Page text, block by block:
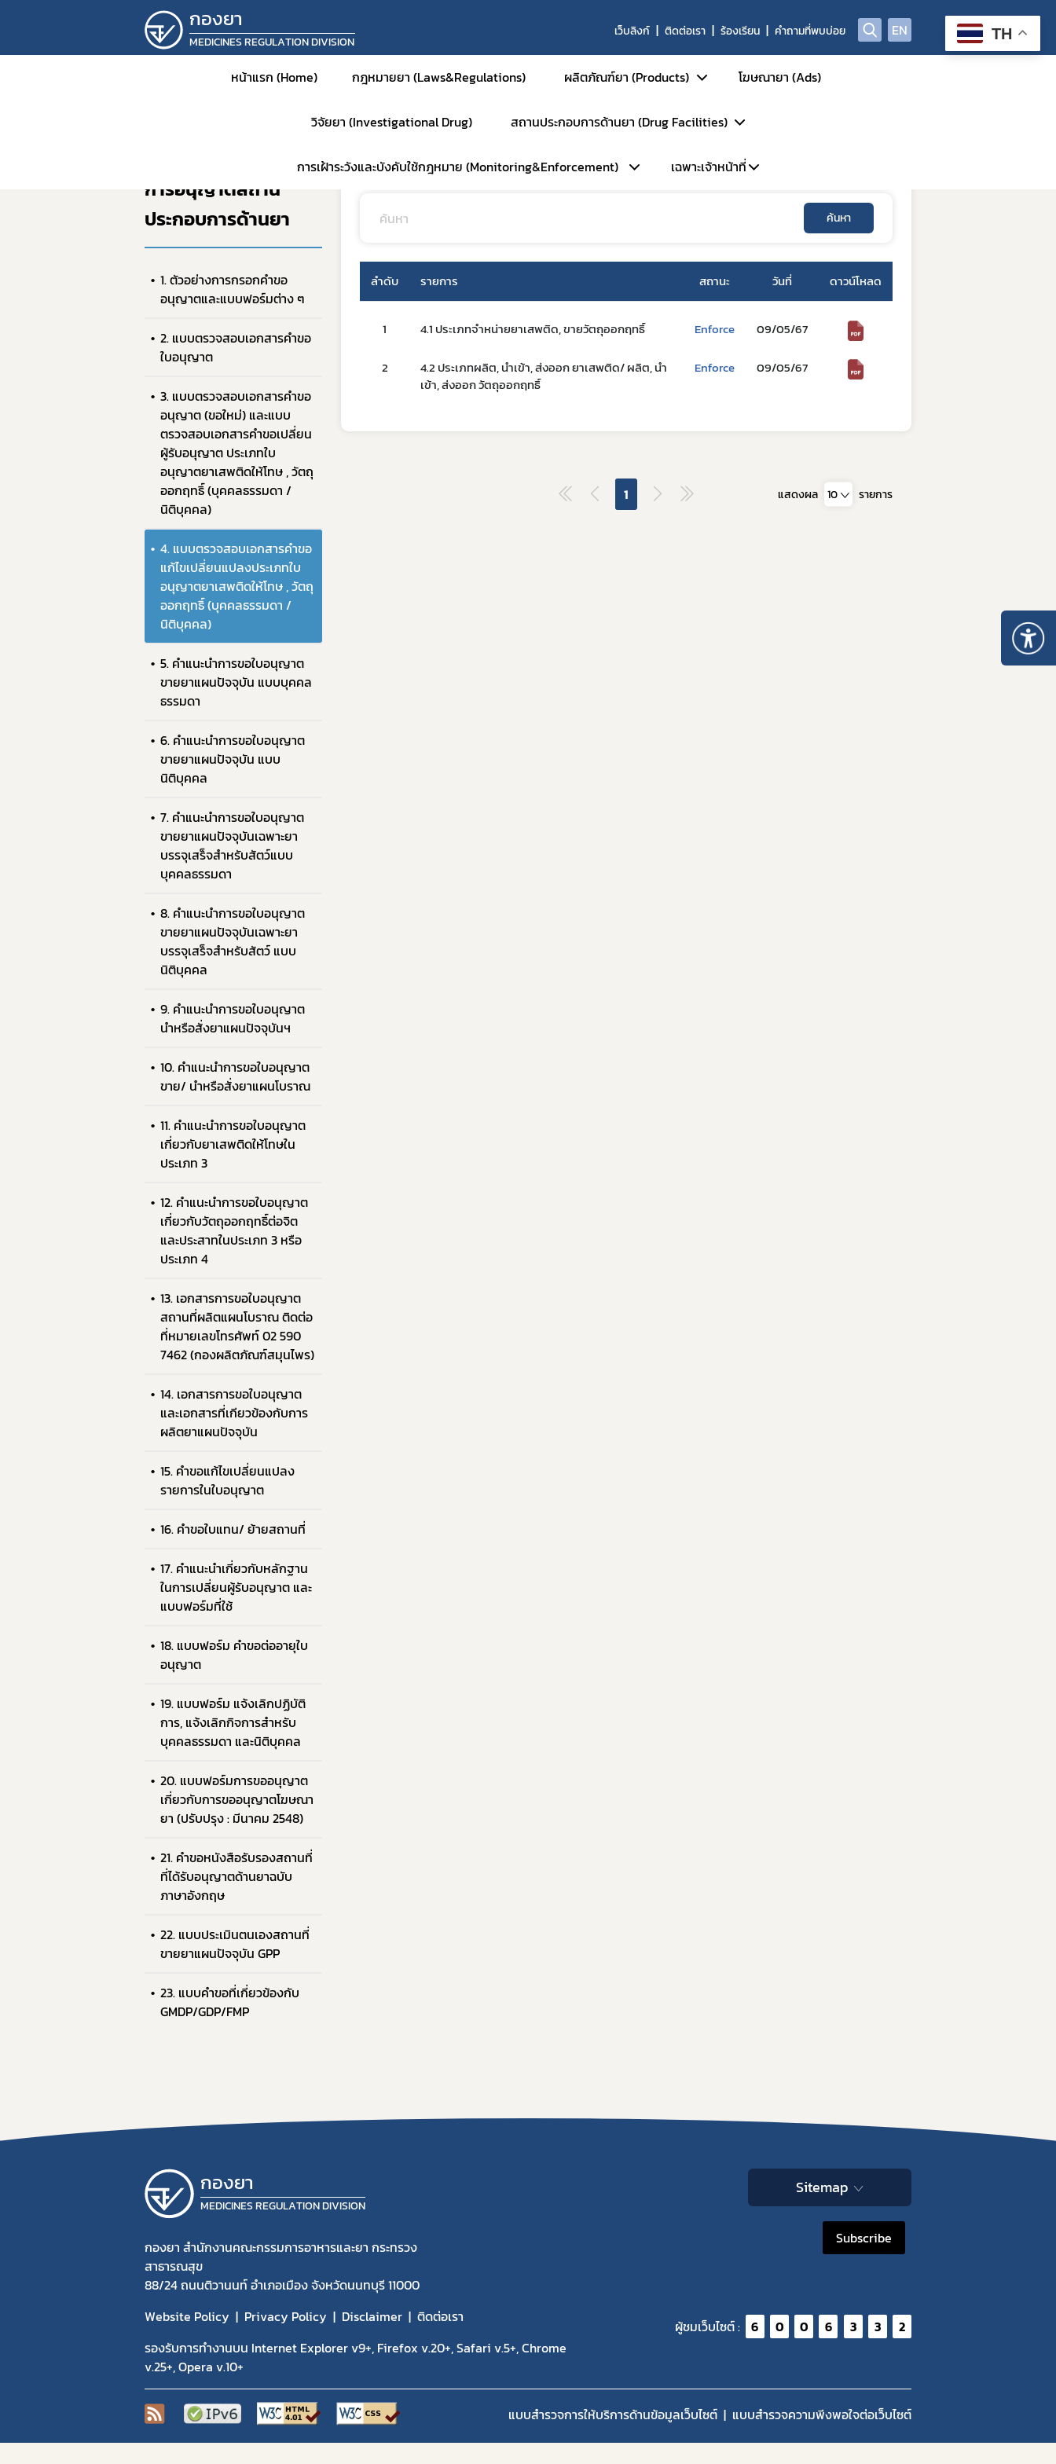
กองยา
MEDICINES REGULATION DIVISION
เว็บลิงก์ ติดต่อเรา ร้องเรียน คำถามที่พบบ่อย EN
หน้าแรก (Home) กฎหมายยา (Laws&Regulations) ผลิตภัณฑ์ยา (Products)
ยาสามัญและยาเสริมการรักษา
ยาเคมีสำหรับสัตว์
ยาชีววัตถุสำหรับสัตว์
เภสัชเคมีภัณฑ์
โฆษณายา (Ads)
วิจัยยา (Investigational Drug) สถานประกอบการด้านยา (Drug Facilities)
การตรวจประเมินมาตรฐาน GMP-Clearance
การตรวจประเมินมาตรฐาน GDP
การตรวจตราการศึกษาวิจัยยา (GCP Inspection)
การต่ออายุใบอนุญาต
แบบฟอร์มที่เกี่ยวข้อง
ตรวจสอบสถานะใบอนุญาตประกอบการและมาตรฐานการรับรองสถานที่
ตรวจสอบสถานะมาตรฐานการรับรองสถานที่นำหรือสั่งยาแผนปัจจุบันเข้ามาในราชอาณาจักร GDP
การเฝ้าระวังและบังคับใช้กฎหมาย (Monitoring&Enforcement)
ประชาสัมพันธ์
แจ้งเตือนภัย
คำสั่งพักใช้ใบอนุญาต
แผนเก็บตัวอย่างเฝ้าระวัง
เฉพาะเจ้าหน้าที่
ระบบ LMS
การอนุญาตสถานประกอบการด้านยา
การอนุญาตสถาน
ประกอบการด้านยา
1. ตัวอย่างการกรอกคำขอ
อนุญาตและแบบฟอร์มต่าง ๆ
2. แบบตรวจสอบเอกสารคำขอ
ใบอนุญาต
3. แบบตรวจสอบเอกสารคำขอ
อนุญาต (ขอใหม่) และแบบ
ตรวจสอบเอกสารคำขอเปลี่ยน
ผู้รับอนุญาต ประเภทใบ
อนุญาตยาเสพติดให้โทษ , วัตถุ
ออกฤทธิ์ (บุคคลธรรมดา /
นิติบุคคล)
4. แบบตรวจสอบเอกสารคำขอ
แก้ไขเปลี่ยนแปลงประเภทใบ
อนุญาตยาเสพติดให้โทษ , วัตถุ
ออกฤทธิ์ (บุคคลธรรมดา /
นิติบุคคล)
5. คำแนะนำการขอใบอนุญาต
ขายยาแผนปัจจุบัน แบบบุคคล
ธรรมดา
6. คำแนะนำการขอใบอนุญาต
ขายยาแผนปัจจุบัน แบบ
นิติบุคคล
7. คำแนะนำการขอใบอนุญาต
ขายยาแผนปัจจุบันเฉพาะยา
บรรจุเสร็จสำหรับสัตว์แบบ
บุคคลธรรมดา
8. คำแนะนำการขอใบอนุญาต
ขายยาแผนปัจจุบันเฉพาะยา
บรรจุเสร็จสำหรับสัตว์ แบบ
นิติบุคคล
9. คำแนะนำการขอใบอนุญาต
นำหรือสั่งยาแผนปัจจุบันฯ
10. คำแนะนำการขอใบอนุญาต
ขาย/ นำหรือสั่งยาแผนโบราณ
11. คำแนะนำการขอใบอนุญาต
เกี่ยวกับยาเสพติดให้โทษใน
ประเภท 3
12. คำแนะนำการขอใบอนุญาต
เกี่ยวกับวัตถุออกฤทธิ์ต่อจิต
และประสาทในประเภท 3 หรือ
ประเภท 4
13. เอกสารการขอใบอนุญาต
สถานที่ผลิตแผนโบราณ ติดต่อ
ที่หมายเลขโทรศัพท์ 02 590
7462 (กองผลิตภัณฑ์สมุนไพร)
14. เอกสารการขอใบอนุญาต
และเอกสารที่เกียวข้องกับการ
ผลิตยาแผนปัจจุบัน
15. คำขอแก้ไขเปลี่ยนแปลง
รายการในใบอนุญาต
16. คำขอใบแทน/ ย้ายสถานที่
17. คำแนะนำเกี่ยวกับหลักฐาน
ในการเปลี่ยนผู้รับอนุญาต และ
แบบฟอร์มที่ใช้
18. แบบฟอร์ม คำขอต่ออายุใบ
อนุญาต
19. แบบฟอร์ม แจ้งเลิกปฏิบัติ
การ, แจ้งเลิกกิจการสำหรับ
บุคคลธรรมดา และนิติบุคคล
20. แบบฟอร์มการขออนุญาต
เกี่ยวกับการขออนุญาตโฆษณา
ยา (ปรับปรุง : มีนาคม 2548)
21. คำขอหนังสือรับรองสถานที่
ที่ได้รับอนุญาตด้านยาฉบับ
ภาษาอังกฤษ
22. แบบประเมินตนเองสถานที่
ขายยาแผนปัจจุบัน GPP
23. แบบคำขอที่เกี่ยวข้องกับ
GMDP/GDP/FMP
ค้นหา
ลำดับ รายการ สถานะ วันที่ ดาวน์โหลด
1 4.1 ประเภทจำหน่ายยาเสพติด, ขายวัตถุออกฤทธิ์ Enforce 09/05/67
2
4.2 ประเภทผลิต, นำเข้า, ส่งออก ยาเสพติด/ ผลิต, นำ
เข้า, ส่งออก วัตถุออกฤทธิ์
Enforce 09/05/67
1 แสดงผล 10 รายการ
กองยา
MEDICINES REGULATION DIVISION
กองยา สำนักงานคณะกรรมการอาหารและยา กระทรวง
สาธารณสุข
88/24 ถนนติวานนท์ อำเภอเมือง จังหวัดนนทบุรี 11000
Website Policy
Privacy Policy Disclaimer
ติดต่อเรา
รองรับการทำงานบน Internet Explorer v9+, Firefox v.20+, Safari v.5+, Chrome
v.25+, Opera v.10+
Sitemap
Subscribe
ผู้ชมเว็บไซต์ : 6 0 0 6 3 3 2
แบบสำรวจการให้บริการด้านข้อมูลเว็บไซต์ แบบสำรวจความพีงพอใจต่อเว็บไซต์
TH